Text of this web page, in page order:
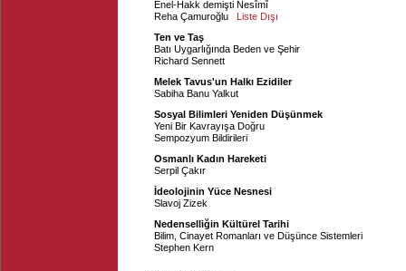
Enel-Hakk demişti Nesîmî
Reha Çamuroğlu
Liste Dışı
Ten ve Taş
Batı Uygarlığında Beden ve Şehir
Richard Sennett
Melek Tavus'un Halkı Ezidiler
Sabiha Banu Yalkut
Sosyal Bilimleri Yeniden Düşünmek
Yeni Bir Kavrayışa Doğru
Sempozyum Bildirileri
Osmanlı Kadın Hareketi
Serpil Çakır
İdeolojinin Yüce Nesnesi
Slavoj Zizek
Nedenselliğin Kültürel Tarihi
Bilim, Cinayet Romanları ve Düşünce Sistemleri
Stephen Kern